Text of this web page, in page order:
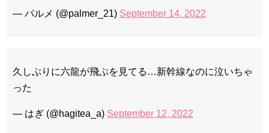
— パルメ (@palmer_21) September 14, 2022
久しぶりに六龍が飛ぶを見てる…新幹線なのに泣いちゃ
った
— はぎ (@hagitea_a) September 12, 2022